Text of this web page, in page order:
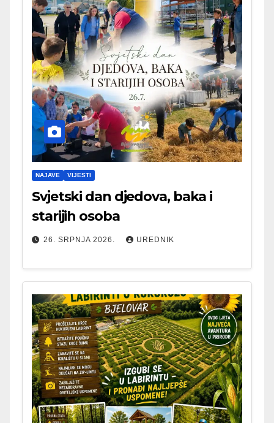
NAJAVE VIJESTI
Svjetski dan djedova, baka i
starijih osoba
26. SRPNJA 2026. UREDNIK